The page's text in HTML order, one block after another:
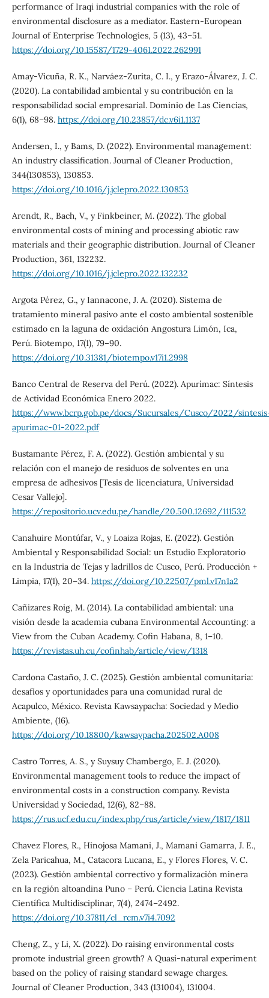
performance of Iraqi industrial companies with the role of
environmental disclosure as a mediator. Eastern-European
Journal of Enterprise Technologies, 5 (13), 43–51.
https://doi.org/10.15587/1729-4061.2022.262991
Amay-Vicuña, R. K., Narváez-Zurita, C. I., y Erazo-Álvarez, J. C.
(2020). La contabilidad ambiental y su contribución en la
responsabilidad social empresarial. Dominio de Las Ciencias,
6(1), 68–98. https://doi.org/10.23857/dc.v6i1.1137
Andersen, I., y Bams, D. (2022). Environmental management:
An industry classification. Journal of Cleaner Production,
344(130853), 130853.
https://doi.org/10.1016/j.jclepro.2022.130853
Arendt, R., Bach, V., y Finkbeiner, M. (2022). The global
environmental costs of mining and processing abiotic raw
materials and their geographic distribution. Journal of Cleaner
Production, 361, 132232.
https://doi.org/10.1016/j.jclepro.2022.132232
Argota Pérez, G., y Iannacone, J. A. (2020). Sistema de
tratamiento mineral pasivo ante el costo ambiental sostenible
estimado en la laguna de oxidación Angostura Limón, Ica,
Perú. Biotempo, 17(1), 79–90.
https://doi.org/10.31381/biotempo.v17i1.2998
Banco Central de Reserva del Perú. (2022). Apurímac: Síntesis
de Actividad Económica Enero 2022.
https://www.bcrp.gob.pe/docs/Sucursales/Cusco/2022/
apurimac-01-2022.pdf
Bustamante Pérez, F. A. (2022). Gestión ambiental y su
relación con el manejo de residuos de solventes en una
empresa de adhesivos [Tesis de licenciatura, Universidad
Cesar Vallejo].
https://repositorio.ucv.edu.pe/handle/20.500.12692/111532
Canahuire Montúfar, V., y Loaiza Rojas, E. (2022). Gestión
Ambiental y Responsabilidad Social: un Estudio Exploratorio
en la Industria de Tejas y ladrillos de Cusco, Perú. Producción +
Limpia, 17(1), 20–34. https://doi.org/10.22507/pml.v17n1a2
Cañizares Roig, M. (2014). La contabilidad ambiental: una
visión desde la academia cubana Environmental Accounting: a
View from the Cuban Academy. Cofin Habana, 8, 1–10.
https://revistas.uh.cu/cofinhab/article/view/1318
Cardona Castaño, J. C. (2025). Gestión ambiental comunitaria:
desafíos y oportunidades para una comunidad rural de
Acapulco, México. Revista Kawsaypacha: Sociedad y Medio
Ambiente, (16).
https://doi.org/10.18800/kawsaypacha.202502.A008
Castro Torres, A. S., y Suysuy Chambergo, E. J. (2020).
Environmental management tools to reduce the impact of
environmental costs in a construction company. Revista
Universidad y Sociedad, 12(6), 82–88.
https://rus.ucf.edu.cu/index.php/rus/article/view/1817/1811
Chavez Flores, R., Hinojosa Mamani, J., Mamani Gamarra, J. E.,
Zela Paricahua, M., Catacora Lucana, E., y Flores Flores, V. C.
(2023). Gestión ambiental correctivo y formalización minera
en la región altoandina Puno – Perú. Ciencia Latina Revista
Científica Multidisciplinar, 7(4), 2474–2492.
https://doi.org/10.37811/cl_rcm.v7i4.7092
Cheng, Z., y Li, X. (2022). Do raising environmental costs
promote industrial green growth? A Quasi-natural experiment
based on the policy of raising standard sewage charges.
Journal of Cleaner Production, 343 (131004), 131004.